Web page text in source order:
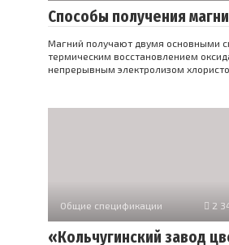
Способы получения
Магний получают двумя основными
термическим восстановлением
непрерывным электролизом
Общие спецификации 2
«Кольчугинский завод